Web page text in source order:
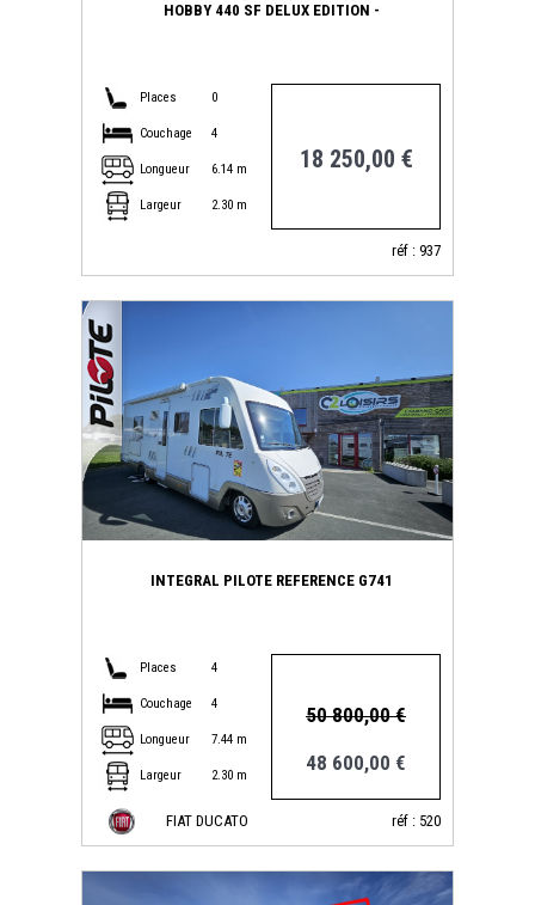
HOBBY 440 SF DELUX EDITION -
Places 0
Couchage 4
Longueur 6.14 m
Largeur 2.30 m
18 250,00 €
réf : 937
INTEGRAL PILOTE REFERENCE G741
Places 4
Couchage 4
Longueur 7.44 m
Largeur 2.30 m
50 800,00 €
48 600,00 €
FIAT DUCATO réf : 520